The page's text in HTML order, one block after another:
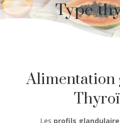
Type
Alimentation
Les profils